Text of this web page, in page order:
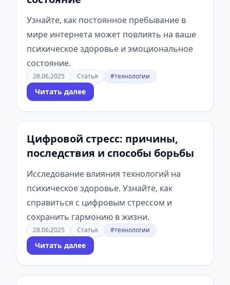
Узнайте, как постоянное пребывание в
мире интернета может повлиять на ваше
психическое здоровье и эмоциональное
состояние.
28.06.2025 Статья #технологии
Читать далее
Цифровой стресс: причины,
последствия и способы борьбы
Исследование влияния технологий на
психическое здоровье. Узнайте, как
справиться с цифровым стрессом и
сохранить гармонию в жизни.
28.06.2025 Статья #технологии
Читать далее